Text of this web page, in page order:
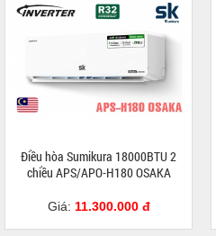
Điều hòa Sumikura 18000BTU 2
chiều APS/APO-H180 OSAKA
Giá: 11.300.000 đ